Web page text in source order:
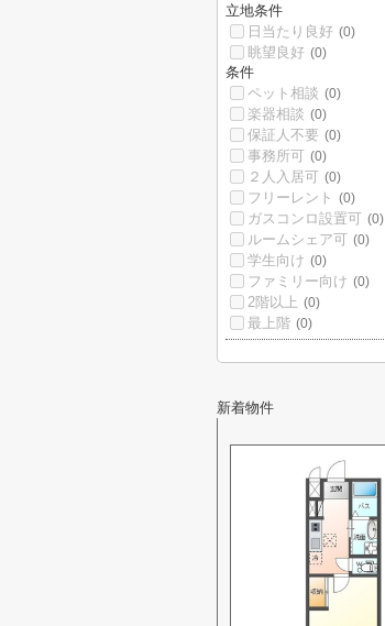
立地条件
日当たり良好 (0)
眺望良好 (0)
条件
ペット相談 (0)
楽器相談 (0)
保証人不要 (0)
事務所可 (0)
２人入居可 (0)
フリーレント (0)
ガスコンロ設置可 (0)
ルームシェア可 (0)
学生向け (0)
ファミリー向け (0)
2階以上 (0)
最上階 (0)
新着物件